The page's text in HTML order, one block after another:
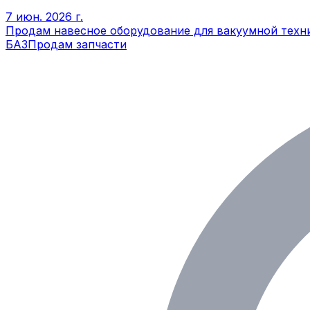
7 июн. 2026 г.
Продам навесное оборудование для вакуумной
БАЗПродам запчасти